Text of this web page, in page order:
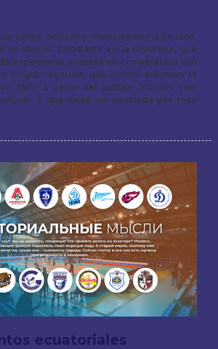
ronda: bromas y experimentos a un lado.
en Moscú, Debutante en la Superliga, que
experiencia y fuerza en comparación con
Surgut. recordar, que incluso entonces la
fácil: a pesar del puntaje 3:0 dos sets
Y que nadie se confunda por todo
ecuatoriales